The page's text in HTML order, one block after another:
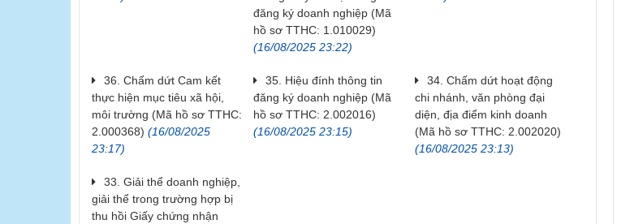
đăng ký doanh nghiệp (Mã
hồ sơ TTHC: 1.010029)
(16/08/2025 23:22)
36. Chấm dứt Cam kết
thực hiện mục tiêu xã hội,
môi trường (Mã hồ sơ TTHC:
2.000368) (16/08/2025
23:17)
35. Hiệu đính thông tin
đăng ký doanh nghiệp (Mã
hồ sơ TTHC: 2.002016)
(16/08/2025 23:15)
34. Chấm dứt hoạt động
chi nhánh, văn phòng đại
diện, địa điểm kinh doanh
(Mã hồ sơ TTHC: 2.002020)
(16/08/2025 23:13)
33. Giải thể doanh nghiệp,
giải thể trong trường hợp bị
thu hồi Giấy chứng nhận